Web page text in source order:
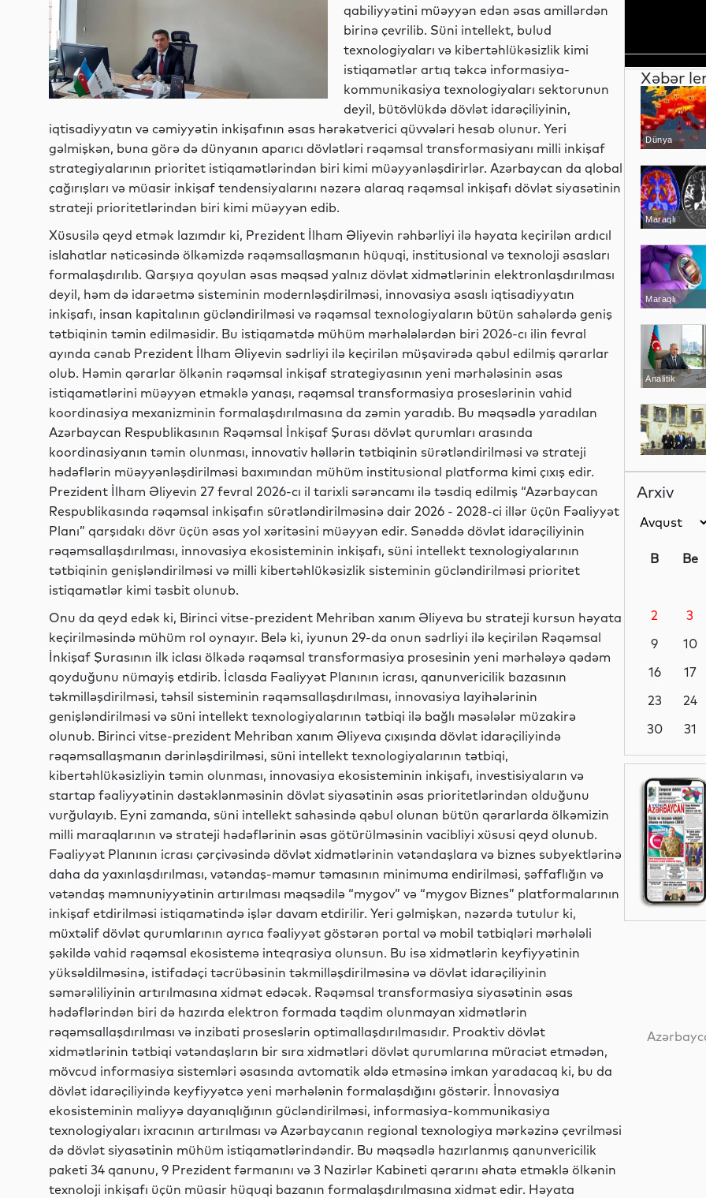
qabiliyyətini müəyyən edən əsas amillərdən
birinə çevrilib. Süni intellekt, bulud
texnologiyaları və kibertəhlükəsizlik kimi
istiqamətlər artıq təkcə informasiya-
kommunikasiya texnologiyaları sektorunun
deyil, bütövlükdə dövlət idarəçiliyinin,
iqtisadiyyatın və cəmiyyətin inkişafının əsas hərəkətverici qüvvələri hesab olunur. Yeri
gəlmişkən, buna görə də dünyanın aparıcı dövlətləri rəqəmsal transformasiyanı milli inkişaf
strategiyalarının prioritet istiqamətlərindən biri kimi müəyyənləşdirirlər. Azərbaycan da qlobal
çağırışları və müasir inkişaf tendensiyalarını nəzərə alaraq rəqəmsal inkişafı dövlət siyasətinin
strateji prioritetlərindən biri kimi müəyyən edib.
Xüsusilə qeyd etmək lazımdır ki, Prezident İlham Əliyevin rəhbərliyi ilə həyata keçirilən ardıcıl
islahatlar nəticəsində ölkəmizdə rəqəmsallaşmanın hüquqi, institusional və texnoloji əsasları
formalaşdırılıb. Qarşıya qoyulan əsas məqsəd yalnız dövlət xidmətlərinin elektronlaşdırılması
deyil, həm də idarəetmə sisteminin modernləşdirilməsi, innovasiya əsaslı iqtisadiyyatın
inkişafı, insan kapitalının gücləndirilməsi və rəqəmsal texnologiyaların bütün sahələrdə geniş
tətbiqinin təmin edilməsidir. Bu istiqamətdə mühüm mərhələlərdən biri 2026-cı ilin fevral
ayında cənab Prezident İlham Əliyevin sədrliyi ilə keçirilən müşavirədə qəbul edilmiş qərarlar
olub. Həmin qərarlar ölkənin rəqəmsal inkişaf strategiyasının yeni mərhələsinin əsas
istiqamətlərini müəyyən etməklə yanaşı, rəqəmsal transformasiya proseslərinin vahid
koordinasiya mexanizminin formalaşdırılmasına da zəmin yaradıb. Bu məqsədlə yaradılan
Azərbaycan Respublikasının Rəqəmsal İnkişaf Şurası dövlət qurumları arasında
koordinasiyanın təmin olunması, innovativ həllərin tətbiqinin sürətləndirilməsi və strateji
hədəflərin müəyyənləşdirilməsi baxımından mühüm institusional platforma kimi çıxış edir.
Prezident İlham Əliyevin 27 fevral 2026-cı il tarixli sərəncamı ilə təsdiq edilmiş “Azərbaycan
Respublikasında rəqəmsal inkişafın sürətləndirilməsinə dair 2026 - 2028-ci illər üçün Fəaliyyət
Planı” qarşıdakı dövr üçün əsas yol xəritəsini müəyyən edir. Sənəddə dövlət idarəçiliyinin
rəqəmsallaşdırılması, innovasiya ekosisteminin inkişafı, süni intellekt texnologiyalarının
tətbiqinin genişləndirilməsi və milli kibertəhlükəsizlik sisteminin gücləndirilməsi prioritet
istiqamətlər kimi təsbit olunub.
Onu da qeyd edək ki, Birinci vitse-prezident Mehriban xanım Əliyeva bu strateji kursun həyata
keçirilməsində mühüm rol oynayır. Belə ki, iyunun 29-da onun sədrliyi ilə keçirilən Rəqəmsal
İnkişaf Şurasının ilk iclası ölkədə rəqəmsal transformasiya prosesinin yeni mərhələyə qədəm
qoyduğunu nümayiş etdirib. İclasda Fəaliyyət Planının icrası, qanunvericilik bazasının
təkmilləşdirilməsi, təhsil sisteminin rəqəmsallaşdırılması, innovasiya layihələrinin
genişləndirilməsi və süni intellekt texnologiyalarının tətbiqi ilə bağlı məsələlər müzakirə
olunub. Birinci vitse-prezident Mehriban xanım Əliyeva çıxışında dövlət idarəçiliyində
rəqəmsallaşmanın dərinləşdirilməsi, süni intellekt texnologiyalarının tətbiqi,
kibertəhlükəsizliyin təmin olunması, innovasiya ekosisteminin inkişafı, investisiyaların və
startap fəaliyyətinin dəstəklənməsinin dövlət siyasətinin əsas prioritetlərindən olduğunu
vurğulayıb. Eyni zamanda, süni intellekt sahəsində qəbul olunan bütün qərarlarda ölkəmizin
milli maraqlarının və strateji hədəflərinin əsas götürülməsinin vacibliyi xüsusi qeyd olunub.
Fəaliyyət Planının icrası çərçivəsində dövlət xidmətlərinin vətəndaşlara və biznes subyektlərinə
daha da yaxınlaşdırılması, vətəndaş-məmur təmasının minimuma endirilməsi, şəffaflığın və
vətəndaş məmnuniyyətinin artırılması məqsədilə “mygov” və “mygov Biznes” platformalarının
inkişaf etdirilməsi istiqamətində işlər davam etdirilir. Yeri gəlmişkən, nəzərdə tutulur ki,
müxtəlif dövlət qurumlarının ayrıca fəaliyyət göstərən portal və mobil tətbiqləri mərhələli
şəkildə vahid rəqəmsal ekosistemə inteqrasiya olunsun. Bu isə xidmətlərin keyfiyyətinin
yüksəldilməsinə, istifadəçi təcrübəsinin təkmilləşdirilməsinə və dövlət idarəçiliyinin
səmərəliliyinin artırılmasına xidmət edəcək. Rəqəmsal transformasiya siyasətinin əsas
hədəflərindən biri də hazırda elektron formada təqdim olunmayan xidmətlərin
rəqəmsallaşdırılması və inzibati proseslərin optimallaşdırılmasıdır. Proaktiv dövlət
xidmətlərinin tətbiqi vətəndaşların bir sıra xidmətləri dövlət qurumlarına müraciət etmədən,
mövcud informasiya sistemləri əsasında avtomatik əldə etməsinə imkan yaradacaq ki, bu da
dövlət idarəçiliyində keyfiyyətcə yeni mərhələnin formalaşdığını göstərir. İnnovasiya
ekosisteminin maliyyə dayanıqlığının gücləndirilməsi, informasiya-kommunikasiya
texnologiyaları ixracının artırılması və Azərbaycanın regional texnologiya mərkəzinə çevrilməsi
də dövlət siyasətinin mühüm istiqamətlərindəndir. Bu məqsədlə hazırlanmış qanunvericilik
paketi 34 qanunu, 9 Prezident fərmanını və 3 Nazirlər Kabineti qərarını əhatə etməklə ölkənin
texnoloji inkişafı üçün müasir hüquqi bazanın formalaşdırılmasına xidmət edir. Həyata
Xəbər
Dünya
Maraqlı
Maraqlı
Analitik
Siyasət
Siyasət
Dünya
Dünya
Dünya
Arxiv
B Be
2
3
9
10
16
17
23
24
30
31